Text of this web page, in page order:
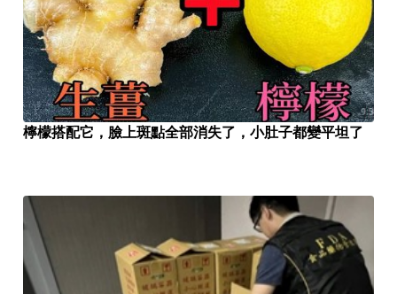
檸檬搭配它，臉上斑點全部消失了，小肚子都變平坦了